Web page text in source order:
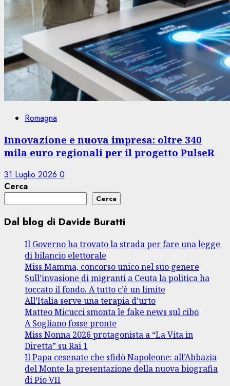
Romagna
Innovazione e nuova impresa: oltre 340
mila euro regionali per il progetto PulseR
31 Luglio 2026 0
Cerca
Cerca
Dal blog di Davide Buratti
Il Governo ha trovato la strada per fare una legge
di bilancio elettorale
Miss Mamma, concorso unico nel suo genere
Sull’invasione di migranti a Ceuta la politica ha
toccato il fondo. A tutto c’è un limite
All’Italia serve una terapia d’urto
Matteo Micucci smonta le fake news sul cibo
A Sogliano fosse pronte
Miss Nonna 2026 protagonista a “La Vita in
Diretta” su Rai 1
Il Papa cesenate che sfidò Napoleone: all’Abbazia
del Monte la presentazione della nuova biografia
di Pio VII